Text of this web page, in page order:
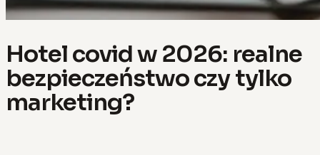
Hotel covid w 2026: realne
bezpieczeństwo czy tylko
marketing?